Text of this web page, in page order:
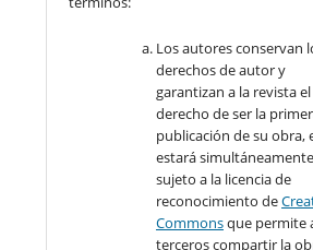
Los autores conservan
derechos de autor y
garantizan a la revista el
derecho de ser la
publicación de su obra,
estará simultáneamente
sujeto a la licencia de
reconocimiento de
Commonsque permite
terceros compartir la